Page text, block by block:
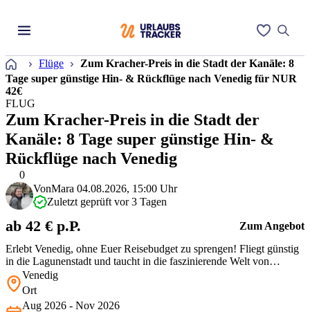
Startseite
Flüge
Zum Kracher-Preis in die Stadt der Kanäle: 8
Tage super günstige Hin- & Rückflüge nach Venedig für NUR
42€
0
FLUG
Zum Kracher-Preis in die Stadt der
Kanäle: 8 Tage super günstige Hin- &
Rückflüge nach Venedig
Erlebt Venedig, ohne Euer Reisebudget zu sprengen! Fliegt günstig
in die Lagunenstadt und taucht in die faszinierende Welt von
Kanälen und historischen Schätzen ein. Nutzt die Ersparnis für
köstliche italienische Kulinarik und genießt Momente voller
VonMara 04.08.2026, 15:00 Uhr
Zuletzt geprüft vor 3 Tagen
ab 42 € p.P. Zum Angebot
Venedig
Ort
Aug 2026 - Nov 2026